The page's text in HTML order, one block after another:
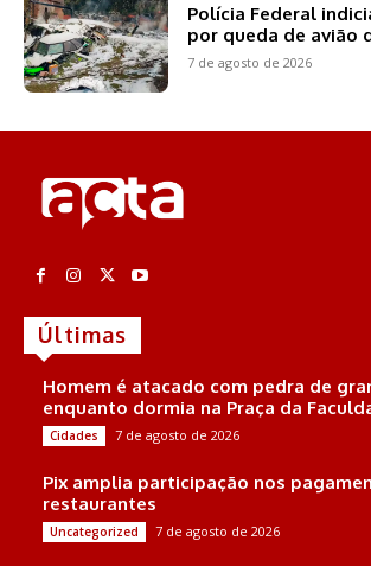
Polícia Federal
por queda de avião
7 de agosto de 2026
Últimas
Homem é atacado com pedra de
enquanto dormia na Praça da
Cidades 7 de agosto de 2026
Pix amplia participação nos
restaurantes
Uncategorized 7 de agosto de 2026